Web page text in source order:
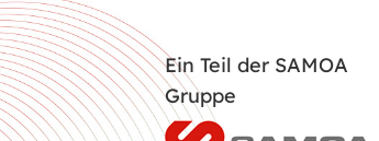
Ein Teil der SAMOA
Gruppe